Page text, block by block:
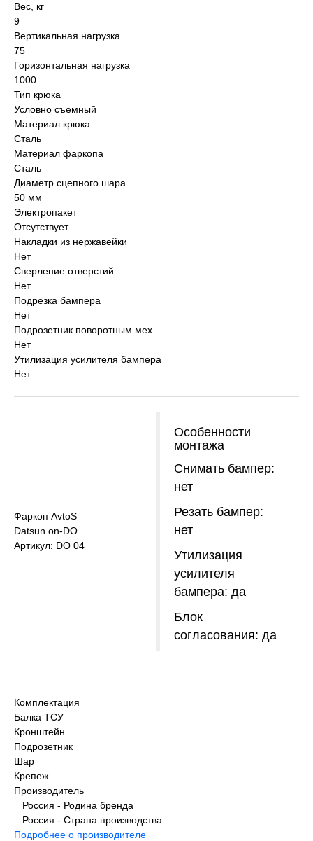
Вес, кг
9
Вертикальная нагрузка
75
Горизонтальная нагрузка
1000
Тип крюка
Условно съемный
Материал крюка
Сталь
Материал фаркопа
Сталь
Диаметр сцепного шара
50 мм
Электропакет
Отсутствует
Накладки из нержавейки
Нет
Сверление отверстий
Нет
Подрезка бампера
Нет
Подрозетник поворотным мех.
Нет
Утилизация усилителя бампера
Нет
Фаркоп AvtoS
Datsun on-DO
Артикул: DO 04
Особенности
монтажа
Снимать бампер:
нет
Резать бампер:
нет
Утилизация
усилителя
бампера: да
Блок
согласования: да
Комплектация
Балка ТСУ
Кронштейн
Подрозетник
Шар
Крепеж
Производитель
Россия - Родина бренда
Россия - Страна производства
Подробнее о производителе